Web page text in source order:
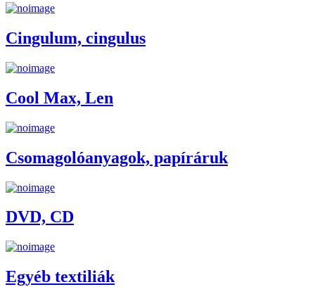
Cingulum, cingulus
Cool Max, Len
Csomagolóanyagok, papíráruk
DVD, CD
Egyéb textiliák